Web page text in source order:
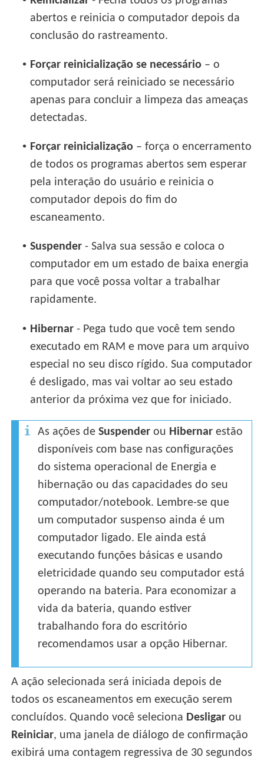
abertos e reinicia o computador depois da
conclusão do rastreamento.
• Forçar reinicialização se necessário – o
computador será reiniciado se necessário
apenas para concluir a limpeza das ameaças
detectadas.
• Forçar reinicialização – força o encerramento
de todos os programas abertos sem esperar
pela interação do usuário e reinicia o
computador depois do fim do
escaneamento.
• Suspender - Salva sua sessão e coloca o
computador em um estado de baixa energia
para que você possa voltar a trabalhar
rapidamente.
• Hibernar - Pega tudo que você tem sendo
executado em RAM e move para um arquivo
especial no seu disco rígido. Sua computador
é desligado, mas vai voltar ao seu estado
anterior da próxima vez que for iniciado.
As ações deSuspender ou Hibernar estão
disponíveis com base nas configurações
do sistema operacional de Energia e
hibernação ou das capacidades do seu
computador/notebook. Lembre-se que
um computador suspenso ainda é um
computador ligado. Ele ainda está
executando funções básicas e usando
eletricidade quando seu computador está
operando na bateria. Para economizar a
vida da bateria, quando estiver
trabalhando fora do escritório
recomendamos usar a opção Hibernar.
A ação selecionada será iniciada depois de
todos os escaneamentos em execução serem
concluídos. Quando você seleciona Desligar ou
Reiniciar, uma janela de diálogo de confirmação
exibirá uma contagem regressiva de 30 segundos